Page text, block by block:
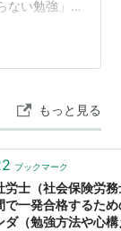
い勉強」
理解”を信じ
選で起き
「最有力」
議員が勝利
もっと見る
ブックマーク
労士（社会保険労
で一発合格するた
ダ（勉強方法や心